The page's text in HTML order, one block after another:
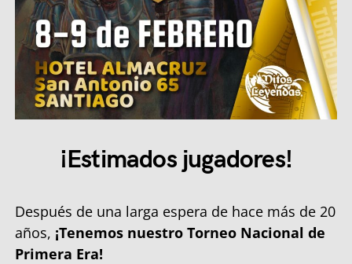
¡Estimados jugadores!
Después de una larga espera de hace más de 20
años, ¡Tenemos nuestro Torneo Nacional de
Primera Era!